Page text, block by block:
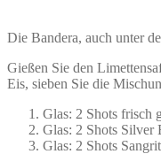
Die Bandera, auch unter
Gießen Sie den
Eis, sieben Sie die
Glas: 2 Shots frisch
Glas: 2 Shots Silver
Glas: 2 Shots